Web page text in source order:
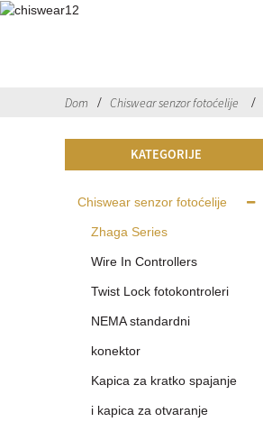
Dom Chiswear senzor fotoćelije
KATEGORIJE
Chiswear senzor fotoćelije
Zhaga Series
Wire In Controllers
Twist Lock fotokontroleri
NEMA standardni
konektor
Kapica za kratko spajanje
i kapica za otvaranje